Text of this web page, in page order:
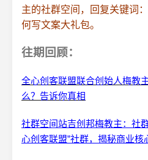
主的社群空间，回复关键词：
何写文案大礼包。
往期回顾：
全心创客联盟联合创始人梅教
么？告诉你真相
社群空间站吉创邦梅教主：社
心创客联盟”社群，揭秘商业核